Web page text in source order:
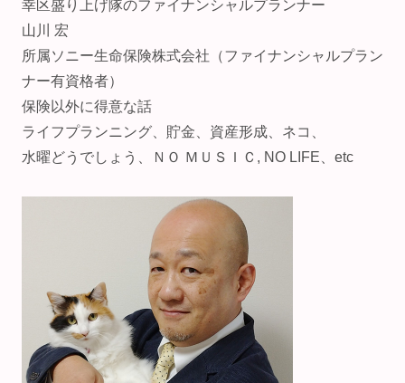
幸区盛り上げ隊のファイナンシャルプランナー
山川 宏
所属ソニー生命保険株式会社（ファイナンシャルプラン
ナー有資格者）
保険以外に得意な話
ライフプランニング、貯金、資産形成、ネコ、
水曜どうでしょう、ＮＯ ＭＵＳＩＣ, NO LIFE、etc